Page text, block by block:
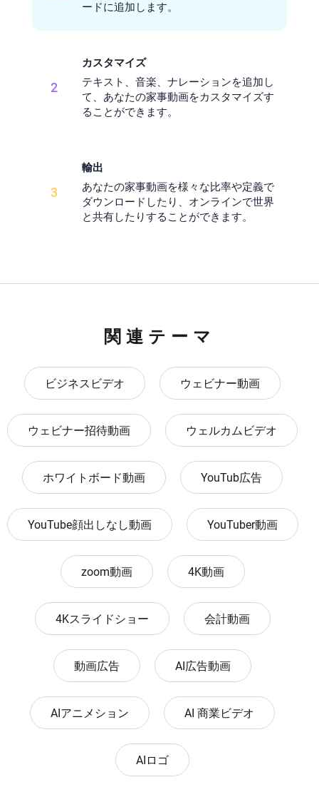
ードに追加します。
2
カスタマイズ
テキスト、音楽、ナレーションを追加し
て、あなたの家事動画をカスタマイズす
ることができます。
3
輸出
あなたの家事動画を様々な比率や定義で
ダウンロードしたり、オンラインで世界
と共有したりすることができます。
関連テーマ
ビジネスビデオ ウェビナー動画
ウェビナー招待動画 ウェルカムビデオ
ホワイトボード動画 YouTub広告
YouTube顔出しなし動画 YouTuber動画
zoom動画 4K動画
4Kスライドショー 会計動画
動画広告 AI広告動画
AIアニメション AI 商業ビデオ
AIロゴ